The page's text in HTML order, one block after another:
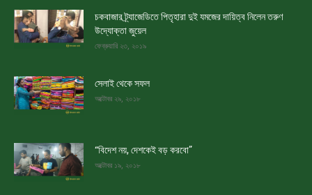
চকবাজার ট্র্যাজেডিতে পিতৃহারা দুই যমজের দায়িত্ব নিলেন তরুণ
উদ্যোক্তা জুয়েল
ফেব্রুয়ারি ২৩, ২০১৯
সেলাই থেকে সফল
অক্টোবর ২৯, ২০১৮
“বিদেশ নয়, দেশকেই বড় করবো”
অক্টোবর ১৯, ২০১৮